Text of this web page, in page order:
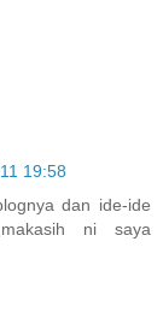
19:58
dan ide-ide
ni saya